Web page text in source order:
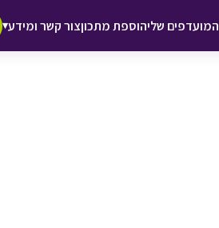
המועדפים שליהוספת מתכוןצור קשר ומידע▾
♥ הוספה